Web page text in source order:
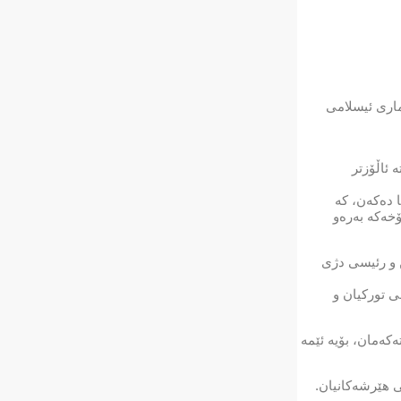
ئیسلامی
دەكەن، كە
بەرەو
و رئیسی دژی
توركیان و
بۆیە ئێمە
هێرشەكانیان.